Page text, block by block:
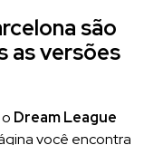
são
as versões
Dream League
você encontra